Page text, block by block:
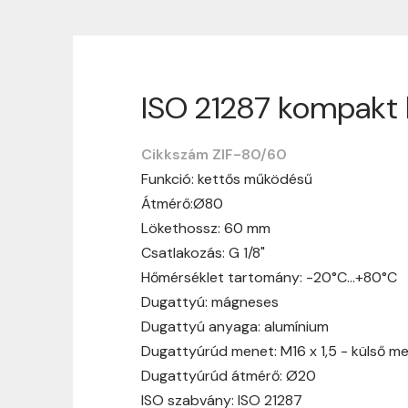
ISO 21287
Cikkszám ZIF-80/60
Funkció: kettős működésű
Átmérő:Ø80
Lökethossz: 60 mm
Csatlakozás: G 1/8"
Hőmérséklet tartomány: -20°C…+80°C
Dugattyú: mágneses
Dugattyú anyaga: alumínium
Dugattyúrúd menet: M16 x 1,5 - külső
Dugattyúrúd átmérő: Ø20
ISO szabvány: ISO 21287
Szállítási
Nagyon köszönjük, hogy
vásárlásotok gördülékenyen és
hosszabb ideig tart, előre
Szállítási díj:
A szállítási díj függ
megtekinthetitek, mielőtt a